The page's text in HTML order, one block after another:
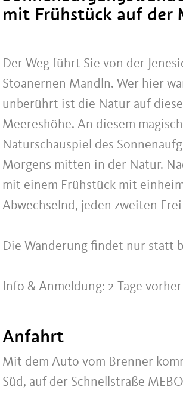
mit Frühstück auf der
Der Weg führt Sie von der
Stoanernen Mandln. Wer hier
unberührt ist die Natur auf
Meereshöhe. An diesem
Naturschauspiel des
Morgens mitten in der Natur.
mit einem Frühstück mit
Abwechselnd, jeden zweiten
Die Wanderung findet nur statt
Info & Anmeldung: 2 Tage
Anfahrt
Mit dem Auto vom Brenner
Süd, auf der Schnellstraße